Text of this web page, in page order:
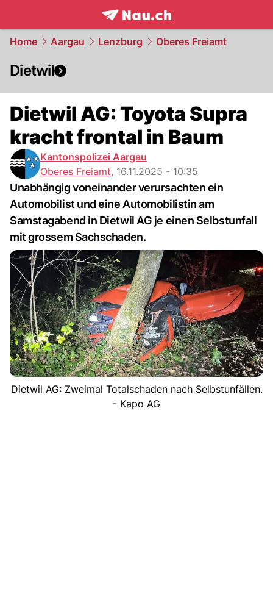
frontpage.NAU.ch
Home Aargau Lenzburg Oberes Freiamt
Dietwil
Dietwil AG: Toyota Supra
kracht frontal in Baum
Kantonspolizei Aargau
Oberes Freiamt, 16.11.2025 - 10:35
Unabhängig voneinander verursachten ein
Automobilist und eine Automobilistin am
Samstagabend in Dietwil AG je einen Selbstunfall
mit grossem Sachschaden.
Dietwil AG: Zweimal Totalschaden nach Selbstunfällen.
- Kapo AG